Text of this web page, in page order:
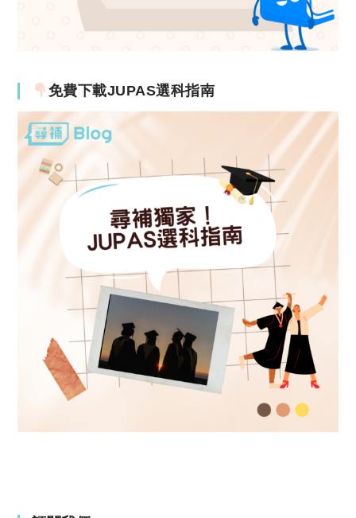
免費下載JUPAS選科指南